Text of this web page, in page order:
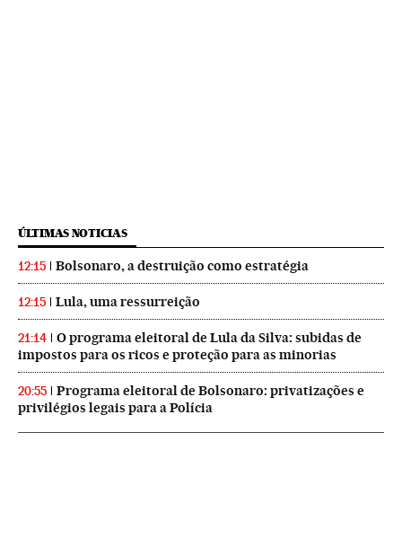
ÚLTIMAS NOTICIAS
12:15 Bolsonaro, a destruição como estratégia
12:15 Lula, uma ressurreição
21:14
O programa eleitoral de Lula da Silva: subidas de
impostos para os ricos e proteção para as minorias
20:55
Programa eleitoral de Bolsonaro: privatizações e
privilégios legais para a Polícia